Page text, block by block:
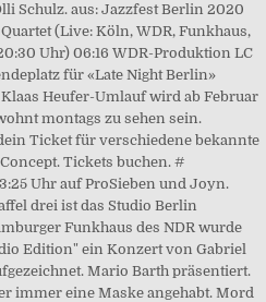
Schulz. aus: Jazzfest Berlin 2020
(Live: Köln, WDR, Funkhaus,
Uhr) 06:16 WDR-Produktion LC
für «Late Night Berlin»
Heufer-Umlauf wird ab Februar
montags zu sehen sein.
Ticket für verschiedene bekannte
Tickets buchen. #
Uhr auf ProSieben und Joyn.
drei ist das Studio Berlin
Funkhaus des NDR wurde
Edition" ein Konzert von Gabriel
Mario Barth präsentiert.
immer eine Maske angehabt. Mord